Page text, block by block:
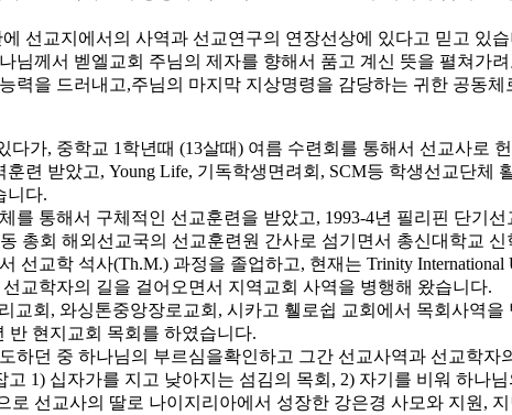
선교지에서의 사역과 선교연구의 연장선상에 있다고 믿고 있
님께서 벧엘교회 주님의 제자를 향해서 품고 계신 뜻을 펼쳐가
력을 드러내고,주님의 마지막 지상명령을 감당하는 귀한 공동
가, 중학교 1학년때 (13살때) 여름 수련회를 통해서 선교사로
련 받았고, Young Life, 기독학생면려회, SCM등 학생선교단체
니다.
를 통해서 구체적인 선교훈련을 받았고, 1993-4년 필리핀 단기
총회 해외선교국의 선교훈련원 간사로 섬기면서 총신대학교
선교학 석사(Th.M.) 과정을 졸업하고, 현재는 Trinity
교학자의 길을 걸어오면서 지역교회 사역을 병행해 왔습니다.
교회, 와싱톤중앙장로교회, 시카고 휄로쉽 교회에서 목회사역
반 현지교회 목회를 하였습니다.
하던 중 하나님의 부르심을확인하고 그간 선교사역과 선교학
1) 십자가를 지고 낮아지는 섬김의 목회, 2) 자기를 비워 하나
선교사의 딸로 나이지리아에서 성장한 강은경 사모와 지원,